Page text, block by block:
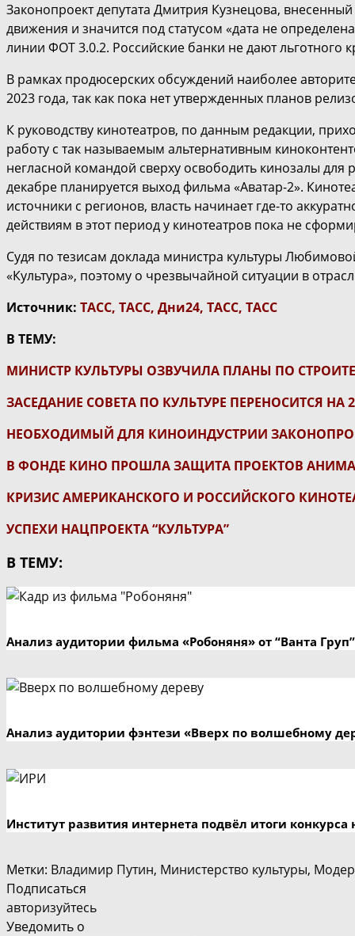
Законопроект депутата Дмитрия Кузнецова,
движения и значится под статусом «дата не
линии ФОТ 3.0.2. Российские банки не дают
В рамках продюсерских обсуждений наиболее
2023 года, так как пока нет утвержденных планов
К руководству кинотеатров, по данным редакции,
работу с так называемым альтернативным
негласной командой сверху освободить кинозалы
декабре планируется выход фильма «Аватар-2».
источники с регионов, власть начинает где-то
действиям в этот период у кинотеатров пока не
Судя по тезисам доклада министра культуры
«Культура», поэтому о чрезвычайной ситуации в
Источник: ТАСС, ТАСС, Дни24, ТАСС, ТАСС
В ТЕМУ:
МИНИСТР КУЛЬТУРЫ ОЗВУЧИЛА ПЛАНЫ ПО
ЗАСЕДАНИЕ СОВЕТА ПО КУЛЬТУРЕ ПЕРЕНОСИТСЯ НА
НЕОБХОДИМЫЙ ДЛЯ КИНОИНДУСТРИИ
В ФОНДЕ КИНО ПРОШЛА ЗАЩИТА ПРОЕКТОВ
КРИЗИС АМЕРИКАНСКОГО И РОССИЙСКОГО
УСПЕХИ НАЦПРОЕКТА “КУЛЬТУРА”
В ТЕМУ:
Анализ аудитории фильма «Робоняня» от “Ванта Груп”
Анализ аудитории фэнтези «Вверх по волшебному
Институт развития интернета подвёл итоги
Метки: Владимир Путин, Министерство культуры,
Подписаться
авторизуйтесь
Уведомить о